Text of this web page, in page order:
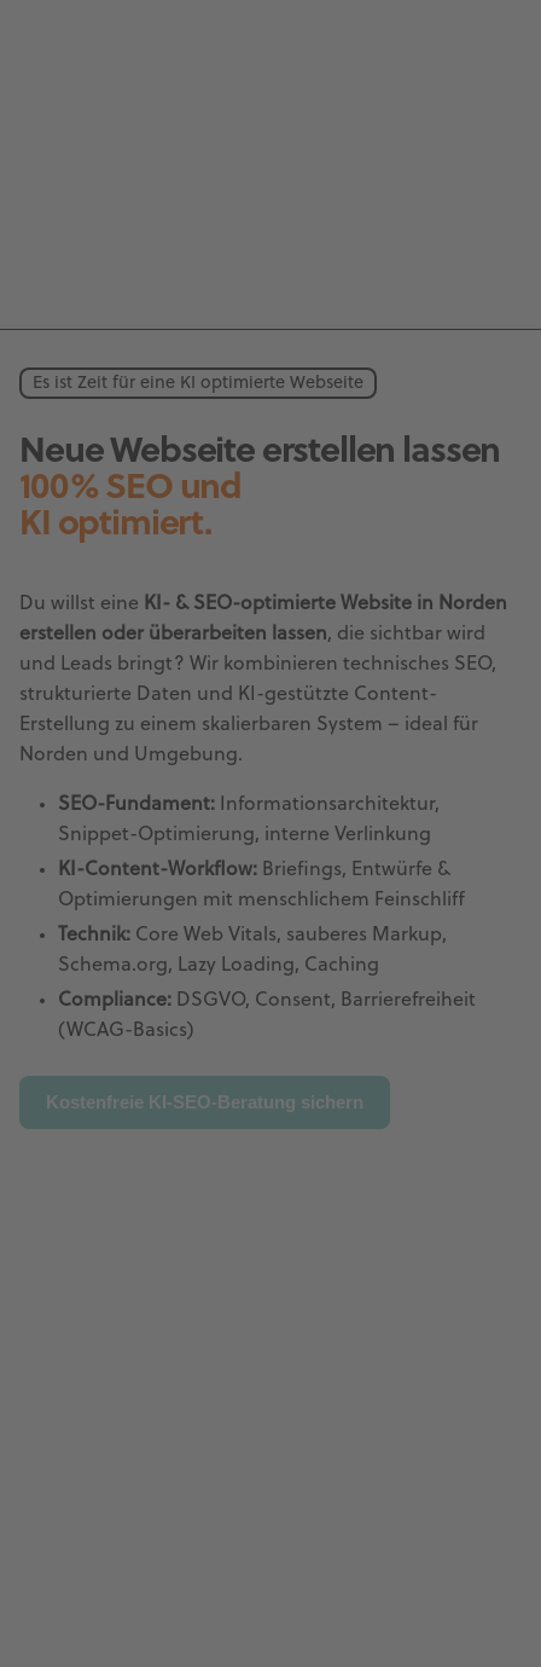
Es ist Zeit für eine KI optimierte Webseite
Neue Webseite erstellen lassen
100% SEO und
KI optimiert.
Du willst eine KI- & SEO-optimierte Website in Norden
erstellen oder überarbeiten lassen, die sichtbar wird
und Leads bringt? Wir kombinieren technisches SEO,
strukturierte Daten und KI-gestützte Content-
Erstellung zu einem skalierbaren System – ideal für
Norden und Umgebung.
SEO-Fundament: Informationsarchitektur,
Snippet-Optimierung, interne Verlinkung
KI-Content-Workflow: Briefings, Entwürfe &
Optimierungen mit menschlichem Feinschliff
Technik: Core Web Vitals, sauberes Markup,
Schema.org, Lazy Loading, Caching
Compliance: DSGVO, Consent, Barrierefreiheit
(WCAG-Basics)
Kostenfreie KI-SEO-Beratung sichern